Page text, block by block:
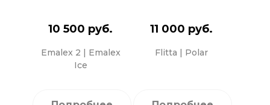
10 500 руб.
Emalex 2 | Emalex
Ice
11 000 руб.
Flitta | Polar